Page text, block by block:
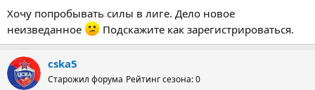
Хочу попробывать силы в лиге. Дело новое
неизведанное
Подскажите как зарегистрироваться.
cska5
Старожил форума Рейтинг сезона: 0